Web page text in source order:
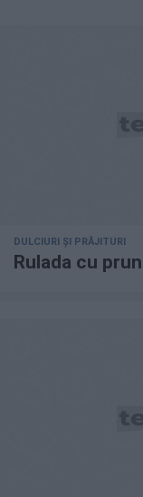
DULCIURI ȘI PRĂJITURI
Rulada cu